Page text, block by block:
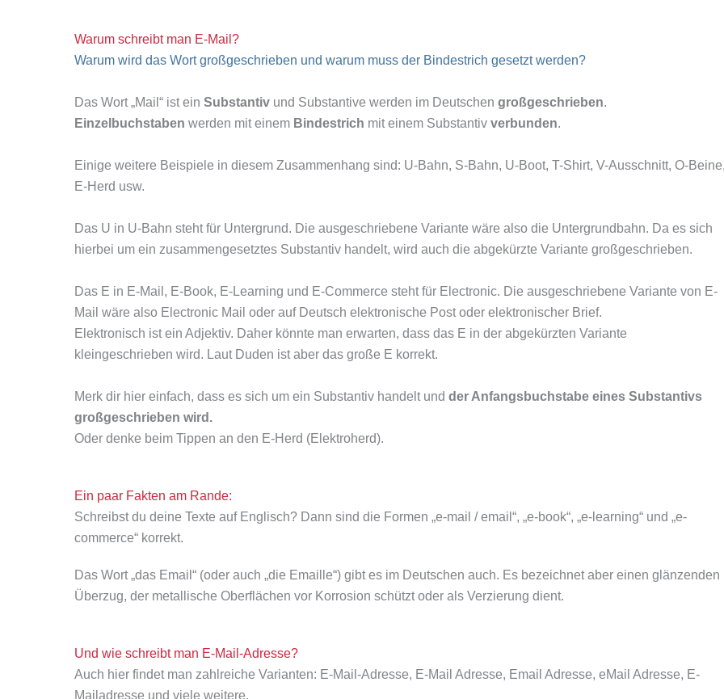
Warum schreibt man E-Mail?
Warum wird das Wort großgeschrieben und warum muss der Bindestrich gesetzt werden?
Das Wort „Mail“ ist ein Substantiv und Substantive werden im Deutschen großgeschrieben.
Einzelbuchstaben werden mit einem Bindestrich mit einem Substantiv verbunden.
Einige weitere Beispiele in diesem Zusammenhang sind: U-Bahn, S-Bahn, U-Boot, T-Shirt, V-Ausschnitt, O-
E-Herd usw.
Das U in U-Bahn steht für Untergrund. Die ausgeschriebene Variante wäre also die Untergrundbahn. Da es sich
hierbei um ein zusammengesetztes Substantiv handelt, wird auch die abgekürzte Variante großgeschrieben.
Das E in E-Mail, E-Book, E-Learning und E-Commerce steht für Electronic. Die ausgeschriebene Variante von E-
Mail wäre also Electronic Mail oder auf Deutsch elektronische Post oder elektronischer Brief.
Elektronisch ist ein Adjektiv. Daher könnte man erwarten, dass das E in der abgekürzten Variante
kleingeschrieben wird. Laut Duden ist aber das große E korrekt.
Merk dir hier einfach, dass es sich um ein Substantiv handelt und der Anfangsbuchstabe eines Substantivs
großgeschrieben wird.
Oder denke beim Tippen an den E-Herd (Elektroherd).
Ein paar Fakten am Rande:
Schreibst du deine Texte auf Englisch? Dann sind die Formen „e-mail / email“, „e-book“, „e-learning“ und „e-
commerce“ korrekt.
Das Wort „das Email“ (oder auch „die Emaille“) gibt es im Deutschen auch. Es bezeichnet aber einen glänzenden
Überzug, der metallische Oberflächen vor Korrosion schützt oder als Verzierung dient.
Und wie schreibt man E-Mail-Adresse?
Auch hier findet man zahlreiche Varianten: E-Mail-Adresse, E-Mail Adresse, Email Adresse, eMail Adresse, E-
Mailadresse und viele weitere.